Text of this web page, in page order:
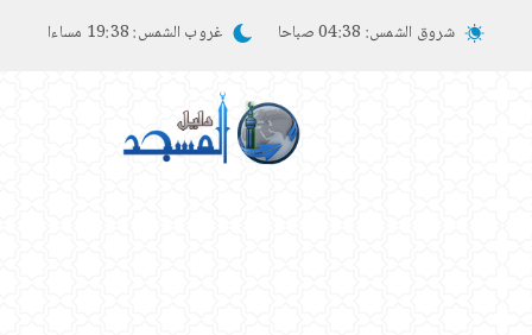
شروق الشمس: 04:38 صباحا غروب الشمس:19:38 مساءا